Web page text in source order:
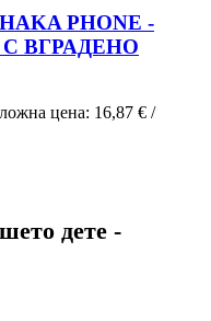
PHONE -
ВГРАДЕНО
цена: 16,87 € /
дете -